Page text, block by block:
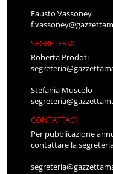
Fausto Vassoney
SEGRETERIA
Roberta Prodoti
Stefania Muscolo
CONTATTACI
Per pubblicazione
contattare la